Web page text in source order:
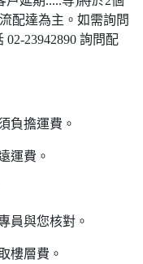
配達為主。如需詢問
23942890 詢問配
負擔運費。
運費。
員與您核對。
樓層費。